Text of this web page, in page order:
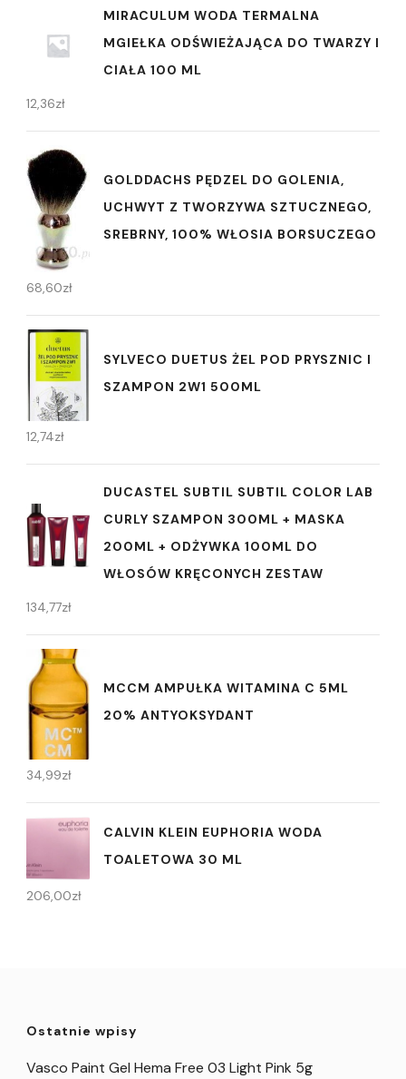
MIRACULUM WODA TERMALNA
MGIEŁKA ODŚWIEŻAJĄCA DO TWARZY I
CIAŁA 100 ML
12,36zł
GOLDDACHS PĘDZEL DO GOLENIA,
UCHWYT Z TWORZYWA SZTUCZNEGO,
SREBRNY, 100% WŁOSIA BORSUCZEGO
68,60zł
SYLVECO DUETUS ŻEL POD PRYSZNIC I
SZAMPON 2W1 500ML
12,74zł
DUCASTEL SUBTIL SUBTIL COLOR LAB
CURLY SZAMPON 300ML + MASKA
200ML + ODŻYWKA 100ML DO
WŁOSÓW KRĘCONYCH ZESTAW
134,77zł
MCCM AMPUŁKA WITAMINA C 5ML
20% ANTYOKSYDANT
34,99zł
CALVIN KLEIN EUPHORIA WODA
TOALETOWA 30 ML
206,00zł
Ostatnie wpisy
Vasco Paint Gel Hema Free 03 Light Pink 5g